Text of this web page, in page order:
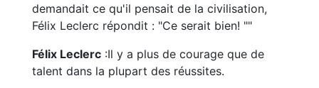
demandait ce qu'il pensait de la civilisation,
Félix Leclerc répondit : "Ce serait bien! ""
Félix Leclerc :Il y a plus de courage que de
talent dans la plupart des réussites.